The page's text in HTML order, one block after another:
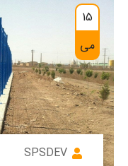
15
می
SPSDEV